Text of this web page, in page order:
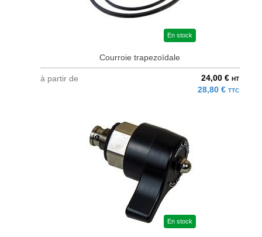
En stock
Courroie trapezoïdale
à partir de 24,00 € HT
28,80 € TTC
En stock